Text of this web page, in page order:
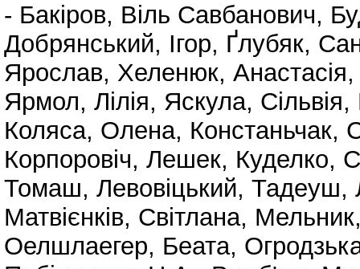
- Бакіров, Віль Савбанович,
Добрянський, Ігор, Ґлубяк,
Ярослав, Хеленюк, Анастасія
Ярмол, Лілія, Яскула, Сільвія,
Коляса, Олена, Констаньчак,
Корпоровіч, Лешек, Куделко,
Томаш, Левовіцький, Тадеуш,
Матвієнків, Світлана,
Оелшлаегер, Беата,